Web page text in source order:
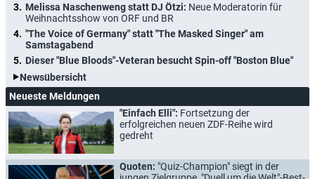
Melissa Naschenweng statt DJ Ötzi: Neue Moderatorin für
Weihnachtsshow von ORF und BR
"The Voice of Germany" statt "The Masked Singer" am
Samstagabend
Dieser "Blue Bloods"-Veteran besucht Spin-off "Boston Blue"
Newsübersicht
Neueste Meldungen
"Einfach Elli": Fortsetzung der
erfolgreichen neuen ZDF-Reihe wird
gedreht
Quoten: "Quiz-Champion" siegt in der